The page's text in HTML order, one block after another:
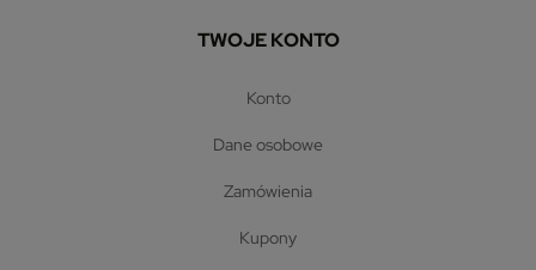
TWOJE KONTO
konto
dane osobowe
zamówienia
kupony